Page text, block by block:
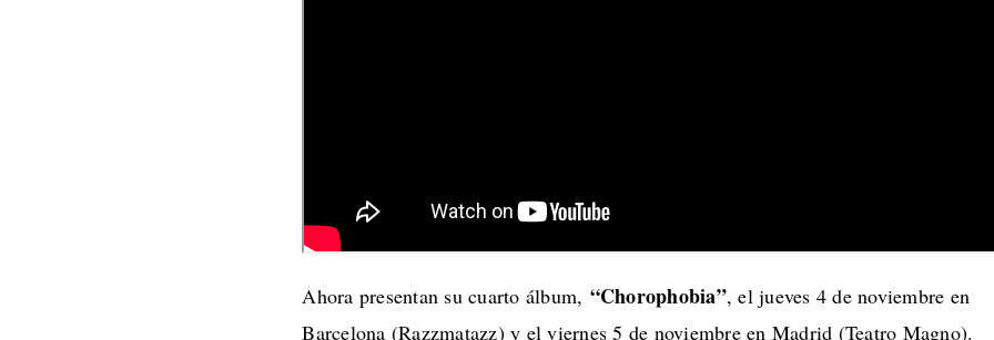
Ahora presentan su cuarto álbum, “Chorophobia”, el jueves 4 de noviembre en
Barcelona (Razzmatazz) y el viernes 5 de noviembre en Madrid (Teatro Magno).